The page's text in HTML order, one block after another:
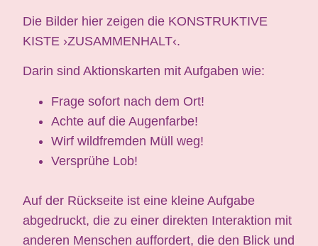
Die Bilder hier zeigen die KONSTRUKTIVE
KISTE ›ZUSAMMENHALT‹.
Darin sind Aktionskarten mit Aufgaben wie:
Frage sofort nach dem Ort!
Achte auf die Augenfarbe!
Wirf wildfremden Müll weg!
Versprühe Lob!
Auf der Rückseite ist eine kleine Aufgabe
abgedruckt, die zu einer direkten Interaktion mit
anderen Menschen auffordert, die den Blick und